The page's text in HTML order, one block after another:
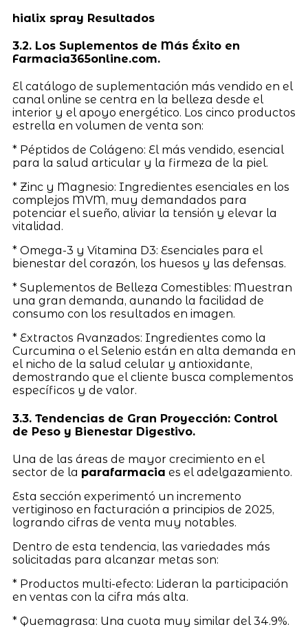
hialix spray Resultados
3.2. Los Suplementos de Más Éxito en
Farmacia365online.com.
El catálogo de suplementación más vendido en el
canal online se centra en la belleza desde el
interior y el apoyo energético. Los cinco productos
estrella en volumen de venta son:
* Péptidos de Colágeno: El más vendido, esencial
para la salud articular y la firmeza de la piel.
* Zinc y Magnesio: Ingredientes esenciales en los
complejos MVM, muy demandados para
potenciar el sueño, aliviar la tensión y elevar la
vitalidad.
* Omega-3 y Vitamina D3: Esenciales para el
bienestar del corazón, los huesos y las defensas.
* Suplementos de Belleza Comestibles: Muestran
una gran demanda, aunando la facilidad de
consumo con los resultados en imagen.
* Extractos Avanzados: Ingredientes como la
Curcumina o el Selenio están en alta demanda en
el nicho de la salud celular y antioxidante,
demostrando que el cliente busca complementos
específicos y de valor.
3.3. Tendencias de Gran Proyección: Control
de Peso y Bienestar Digestivo.
Una de las áreas de mayor crecimiento en el
sector de la parafarmacia es el adelgazamiento.
Esta sección experimentó un incremento
vertiginoso en facturación a principios de 2025,
logrando cifras de venta muy notables.
Dentro de esta tendencia, las variedades más
solicitadas para alcanzar metas son:
* Productos multi-efecto: Lideran la participación
en ventas con la cifra más alta.
* Quemagrasa: Una cuota muy similar del 34.9%.